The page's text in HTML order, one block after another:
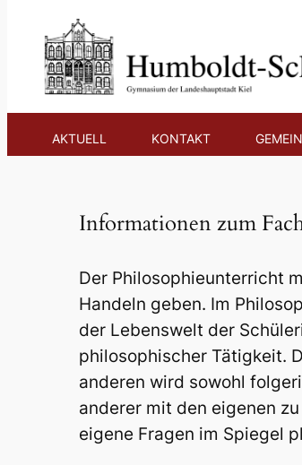
Inhalt
springen
AKTUELL KONTAKT
Informationen zum
Der Philosophieunterricht
Handeln geben. Im
der Lebenswelt der
philosophischer Tätigkeit.
anderen wird sowohl
anderer mit den eigenen
eigene Fragen im Spiegel